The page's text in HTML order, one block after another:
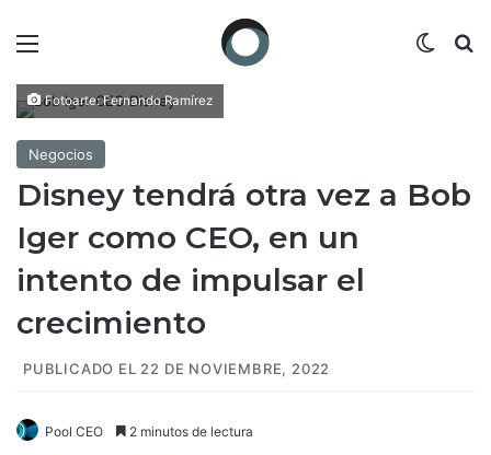
Fotoarte: Fernando Ramírez
Negocios
Disney tendrá otra vez a Bob
Iger como CEO, en un
intento de impulsar el
crecimiento
PUBLICADO EL 22 DE NOVIEMBRE, 2022
Pool CEO 2 minutos de lectura